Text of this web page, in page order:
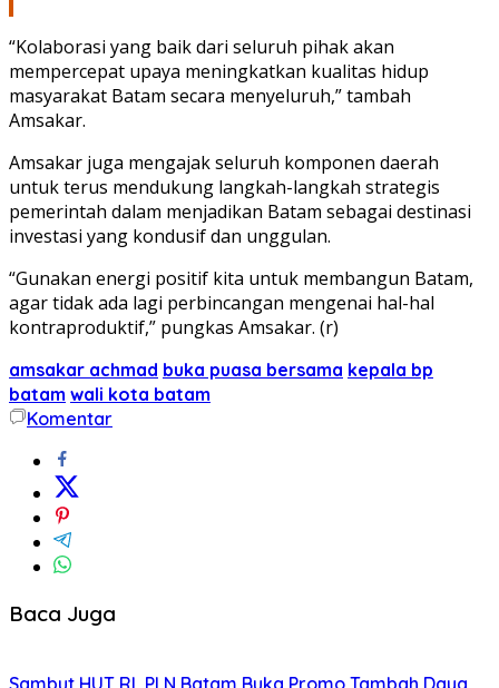
“Kolaborasi yang baik dari seluruh pihak akan
mempercepat upaya meningkatkan kualitas hidup
masyarakat Batam secara menyeluruh,” tambah
Amsakar.
Amsakar juga mengajak seluruh komponen daerah
untuk terus mendukung langkah-langkah strategis
pemerintah dalam menjadikan Batam sebagai destinasi
investasi yang kondusif dan unggulan.
“Gunakan energi positif kita untuk membangun Batam,
agar tidak ada lagi perbincangan mengenai hal-hal
kontraproduktif,” pungkas Amsakar. (r)
amsakar achmad buka puasa bersama kepala bp
batam wali kota batam
Komentar
Baca Juga